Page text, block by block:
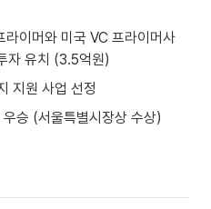
이머와 미국 VC 프라이머사
자 유치 (3.5억원)
지원 사업 선정
승 (서울특별시장상 수상)